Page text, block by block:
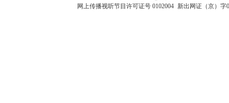
网上传播视听节目许可证号 0102004 新出网证（京）